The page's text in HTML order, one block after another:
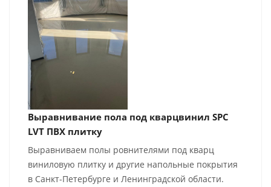
Выравнивание пола под кварцвинил SPC
LVT ПВХ плитку
Выравниваем полы ровнителями под кварц
виниловую плитку и другие напольные покрытия
в Санкт-Петербурге и Ленинградской области.